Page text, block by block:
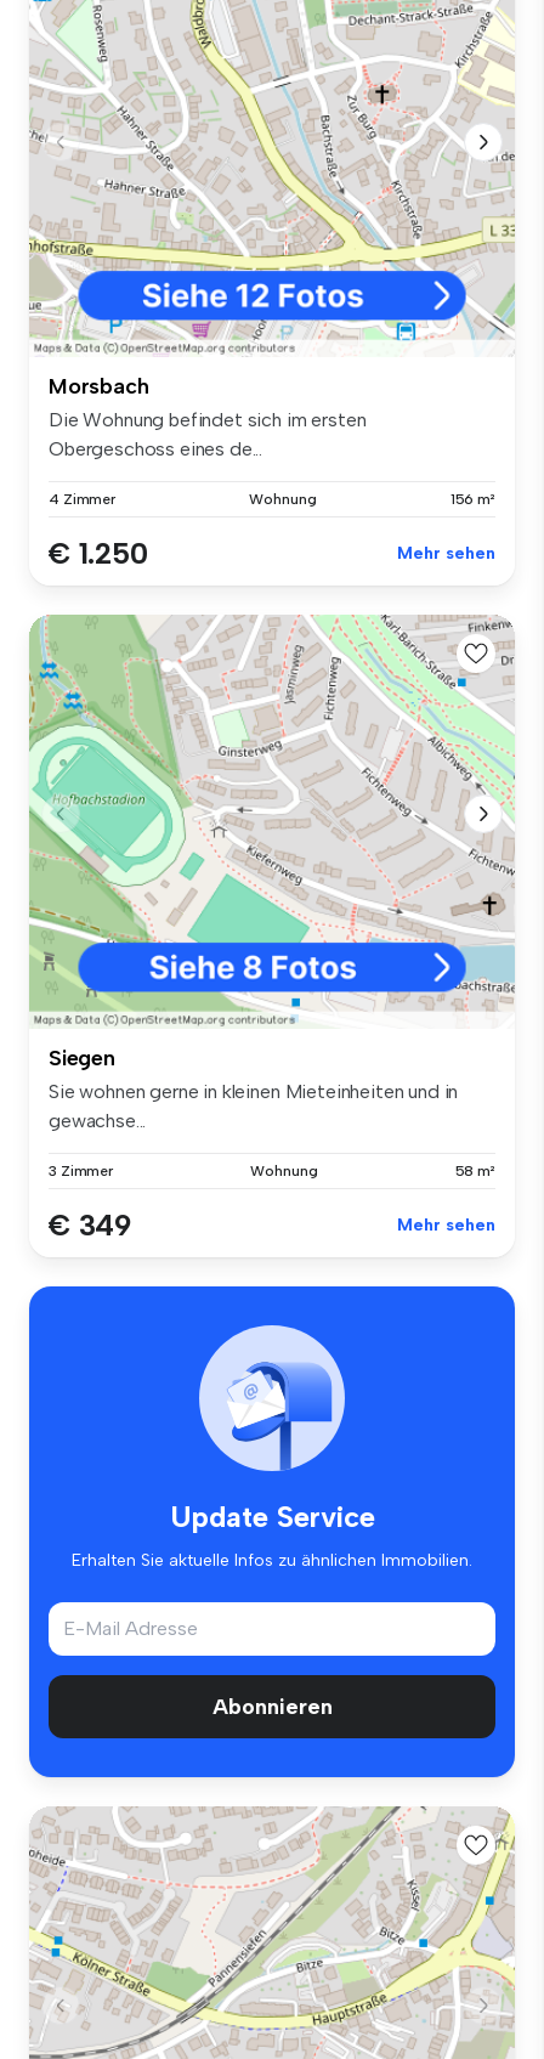
Morsbach
Die Wohnung befindet sich im ersten
Obergeschoss eines de...
4 Zimmer Wohnung 156 m²
€ 1.250 Mehr sehen
Siegen
Sie wohnen gerne in kleinen Mieteinheiten und in
gewachse...
3 Zimmer Wohnung 58 m²
€ 349 Mehr sehen
Update Service
Erhalten Sie aktuelle Infos zu ähnlichen Immobilien.
Abonnieren